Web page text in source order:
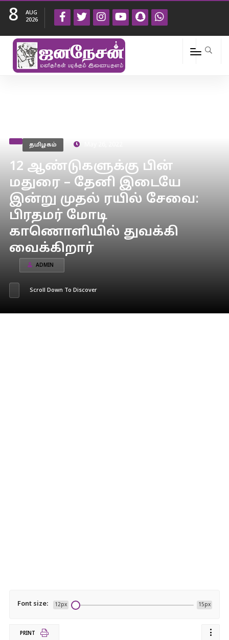
8
AUG
2026
தமிழகம்
12 ஆண்டுகளுக்கு பின்
மதுரை – தேனி இடையே
இன்று முதல் ரயில் சேவை:
பிரதமர் மோடி
காணொளியில் துவக்கி
வைக்கிறார்
ADMIN
Scroll Down To Discover
Font size: 12px 15px
PRINT